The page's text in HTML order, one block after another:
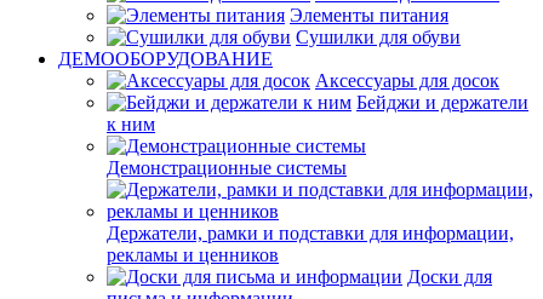
Элементы питания
Сушилки для обуви
ДЕМООБОРУДОВАНИЕ
Аксессуары для досок
Бейджи и держатели
к ним
Демонстрационные системы
Держатели, рамки и подставки для информации,
рекламы и ценников
Доски для